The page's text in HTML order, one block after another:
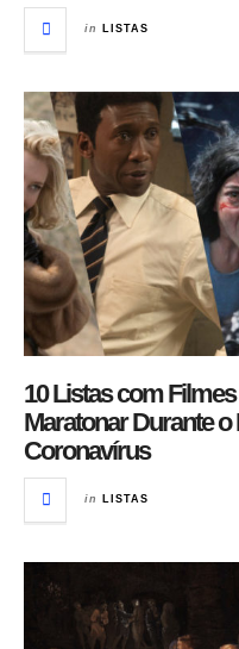
in LISTAS
10 Listas com
Maratonar Durante
Coronavírus
in LISTAS